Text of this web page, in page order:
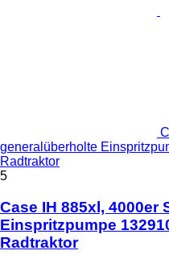
generalüberholte
Radtraktor
5
Case IH 885xl, 4000er
Einspritzpumpe
Radtraktor